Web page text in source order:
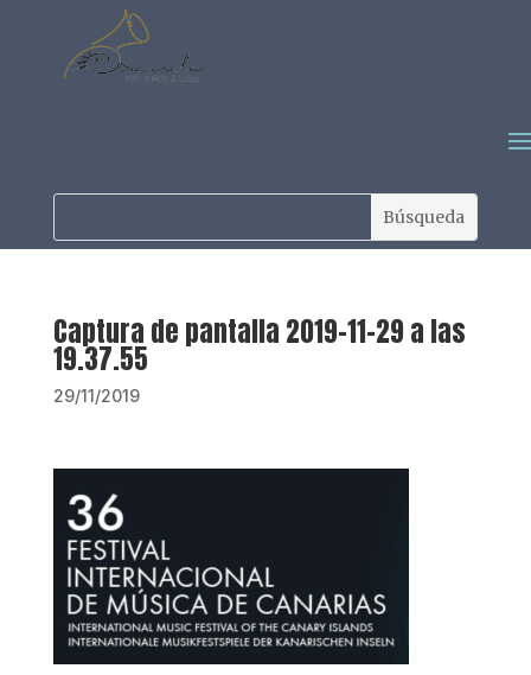
Captura de pantalla 2019-11-29 a las
19.37.55
29/11/2019